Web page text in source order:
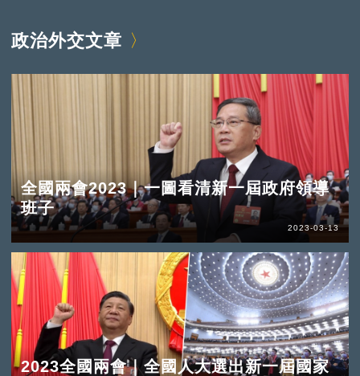
政治外交文章
全國兩會2023｜一圖看清新一屆政府領導
班子
2023-03-13
2023全國兩會｜全國人大選出新一屆國家